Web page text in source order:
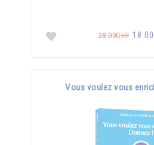
28.00CHF
Vous voulez vous